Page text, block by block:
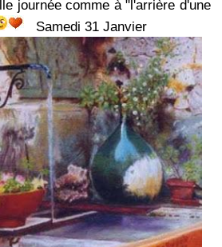
journée comme à "l'arrière d'une
Samedi 31 Janvier